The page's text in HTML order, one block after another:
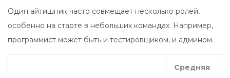
Один айтишник часто совмещает несколько ролей,
особенно на старте в небольших командах. Например,
программист может быть и тестировщиком, и админом.
Средняя